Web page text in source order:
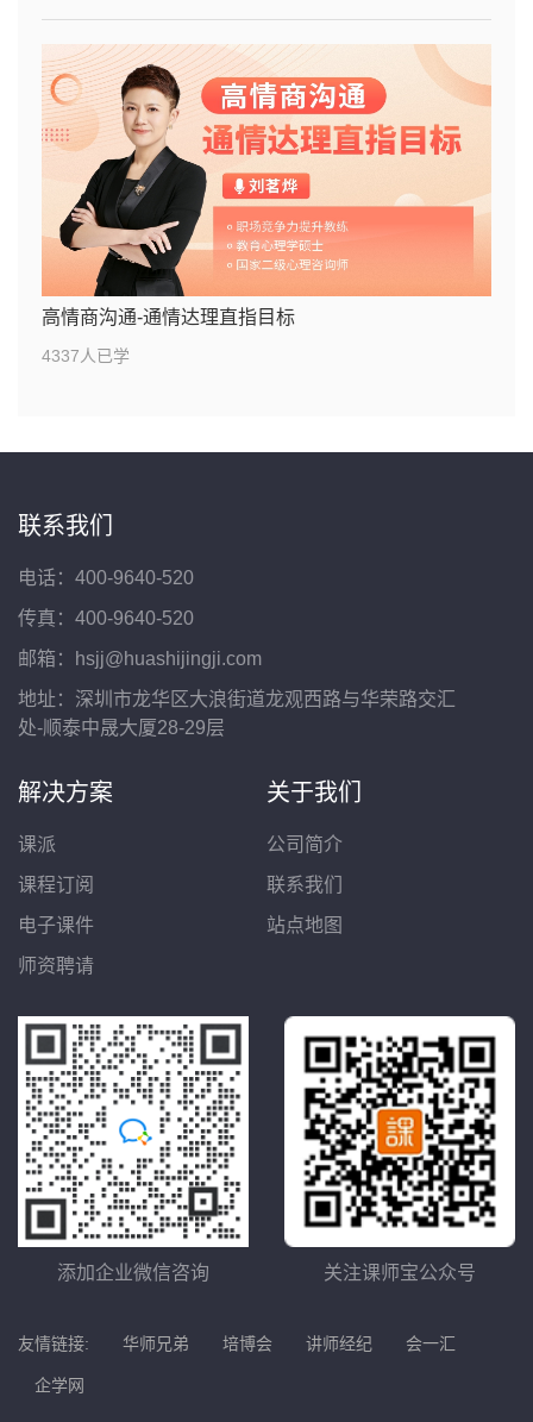
高情商沟通-通情达理直指目标
4337人已学
联系我们
电话：400-9640-520
传真：400-9640-520
邮箱：hsjj@huashijingji.com
地址：深圳市龙华区大浪街道龙观西路与华荣路交汇
处-顺泰中晟大厦28-29层
解决方案
课派
课程订阅
电子课件
师资聘请
关于我们
公司简介
联系我们
站点地图
添加企业微信咨询 关注课师宝公众号
友情链接: 华师兄弟 培博会 讲师经纪 会一汇
企学网